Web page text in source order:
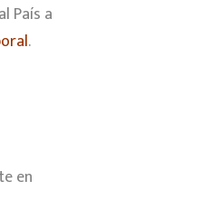
País a
.
en